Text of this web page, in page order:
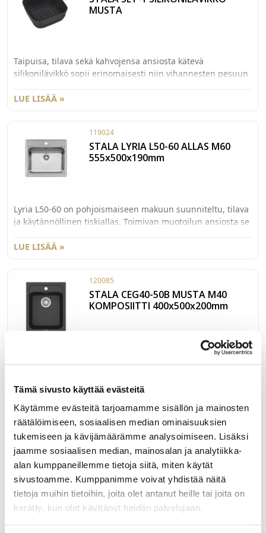
Tämä sivusto käyttää evästeitä
Käytämme evästeitä tarjoamamme sisällön ja mainosten
räätälöimiseen, sosiaalisen median ominaisuuksien
tukemiseen ja kävijämäärämme analysoimiseen. Lisäksi
jaamme sosiaalisen median, mainosalan ja analytiikka-
alan kumppaneillemme tietoja siitä, miten käytät
sivustoamme. Kumppanimme voivat yhdistää näitä
tietoja muihin tietoihin, joita olet antanut heille tai joita on
kerätty, kun olet käyttänyt heidän palvelujaan.
MUSTA
Taipuisa, tilava sekä kahvojensa ansiosta kätevä
silikonilävikkö sopii erinomaisesti niin vihannesten pesuun
puhtaana, sillä sen voi pestä astianpesukoneessa tai tiskata
LUE LISÄÄ »
119024
STALA LYRIA L50-60 ALLAS M60
555x500x190mm
Lyria L50-60 on pohjoismaiseen makuun suunniteltu, tilava
ja käytännöllinen tiskiallas. Toimivan muotoilun ansiosta se
yhdessä hana-alueen kanssa tekevät Lyriasta käytössä
ulkomitat 555x500x190mm.
LUE LISÄÄ »
120085
STALA CEG40-50B MUSTA M40
KOMPOSIITTI 400x500x200mm
Uudistunut Stalan pienempi komposiittiallas CEG40-50B
CEG40-50B on kompaktin kokoinen komposiittiallas, joka
sopii asennettavaksi tason päälle mihin tahansa
tasomateriaaliin. Kaapin minimikoko M40 (vaatii loveuksen),
altaan ulkomitat 400x500x200. Komposiittialtaan materiaali
on lujaa kvartsia, joka kestää käyttöä ja katseita vuosi
toisensa jälkeen. Altaassa on paitsi asennusta helpottava
hanareikä valmiina, myös erinomainen hanatuenta, mikä
mahdollistaa hanan valinnan tyylistä tinkimättä. Design-
ylivuoto ja koripohjaventtiili viimeistelevät modernin
ulkonäön.
LUE LISÄÄ »
120084
STALA CEG51-57G HARMAA
570X510 KOMPOSIITTI
(KAATOALTAALLA)
Harmaa komposiittiallas hana-alueella. Iso tiskiallas ja pieni